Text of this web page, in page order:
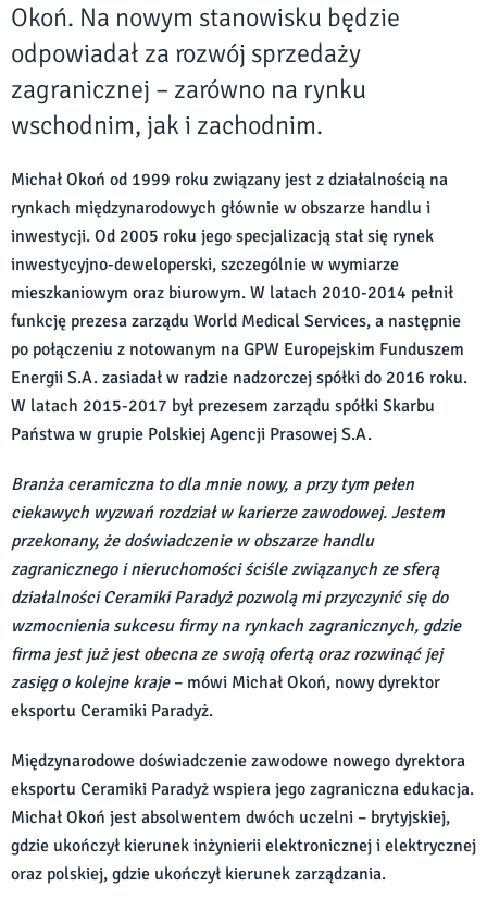
Okoń. Na nowym stanowisku będzie
odpowiadał za rozwój sprzedaży
zagranicznej – zarówno na rynku
wschodnim, jak i zachodnim.
Michał Okoń od 1999 roku związany jest z działalnością na
rynkach międzynarodowych głównie w obszarze handlu i
inwestycji. Od 2005 roku jego specjalizacją stał się rynek
inwestycyjno-deweloperski, szczególnie w wymiarze
mieszkaniowym oraz biurowym. W latach 2010-2014 pełnił
funkcję prezesa zarządu World Medical Services, a następnie
po połączeniu z notowanym na GPW Europejskim Funduszem
Energii S.A. zasiadał w radzie nadzorczej spółki do 2016 roku.
W latach 2015-2017 był prezesem zarządu spółki Skarbu
Państwa w grupie Polskiej Agencji Prasowej S.A.
Branża ceramiczna to dla mnie nowy, a przy tym pełen
ciekawych wyzwań rozdział w karierze zawodowej. Jestem
przekonany, że doświadczenie w obszarze handlu
zagranicznego i nieruchomości ściśle związanych ze sferą
działalności Ceramiki Paradyż pozwolą mi przyczynić się do
wzmocnienia sukcesu firmy na rynkach zagranicznych, gdzie
firma jest już jest obecna ze swoją ofertą oraz rozwinąć jej
zasięg o kolejne kraje– mówi Michał Okoń, nowy dyrektor
eksportu Ceramiki Paradyż.
Międzynarodowe doświadczenie zawodowe nowego dyrektora
eksportu Ceramiki Paradyż wspiera jego zagraniczna edukacja.
Michał Okoń jest absolwentem dwóch uczelni – brytyjskiej,
gdzie ukończył kierunek inżynierii elektronicznej i elektrycznej
oraz polskiej, gdzie ukończył kierunek zarządzania.